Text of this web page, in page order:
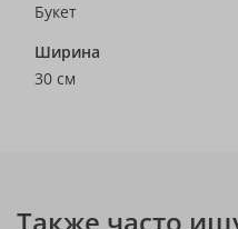
Букет
Ширина
30 см